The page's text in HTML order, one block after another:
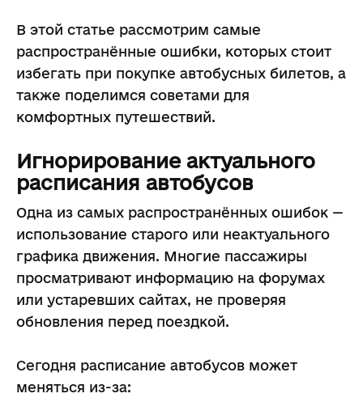
В этой статье рассмотрим самые
распространённые ошибки, которых стоит
избегать при покупке автобусных билетов, а
также поделимся советами для
комфортных путешествий.
Игнорирование актуального
расписания автобусов
Одна из самых распространённых ошибок —
использование старого или неактуального
графика движения. Многие пассажиры
просматривают информацию на форумах
или устаревших сайтах, не проверяя
обновления перед поездкой.
Сегодня расписание автобусов может
меняться из-за: